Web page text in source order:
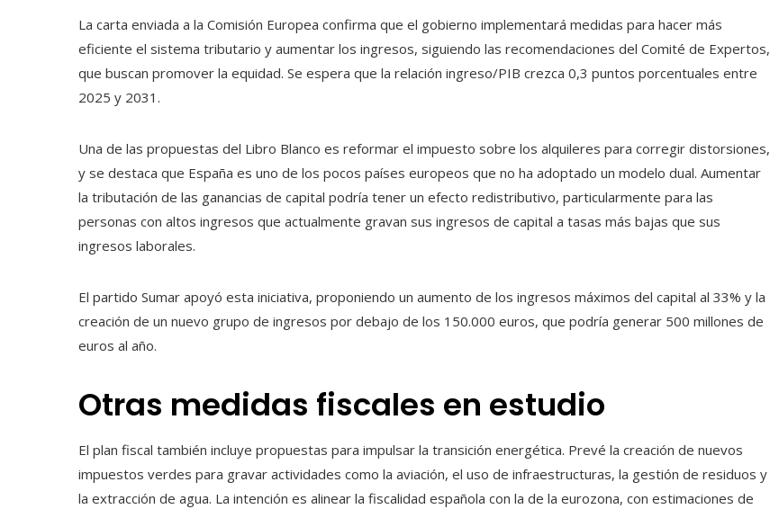
La carta enviada a la Comisión Europea confirma que el gobierno implementará medidas para hacer más
eficiente el sistema tributario y aumentar los ingresos, siguiendo las recomendaciones del Comité de Expertos,
que buscan promover la equidad. Se espera que la relación ingreso/PIB crezca 0,3 puntos porcentuales entre
2025 y 2031.
Una de las propuestas del Libro Blanco es reformar el impuesto sobre los alquileres para corregir distorsiones,
y se destaca que España es uno de los pocos países europeos que no ha adoptado un modelo dual. Aumentar
la tributación de las ganancias de capital podría tener un efecto redistributivo, particularmente para las
personas con altos ingresos que actualmente gravan sus ingresos de capital a tasas más bajas que sus
ingresos laborales.
El partido Sumar apoyó esta iniciativa, proponiendo un aumento de los ingresos máximos del capital al 33% y la
creación de un nuevo grupo de ingresos por debajo de los 150.000 euros, que podría generar 500 millones de
euros al año.
Otras medidas fiscales en estudio
El plan fiscal también incluye propuestas para impulsar la transición energética. Prevé la creación de nuevos
impuestos verdes para gravar actividades como la aviación, el uso de infraestructuras, la gestión de residuos y
la extracción de agua. La intención es alinear la fiscalidad española con la de la eurozona, con estimaciones de